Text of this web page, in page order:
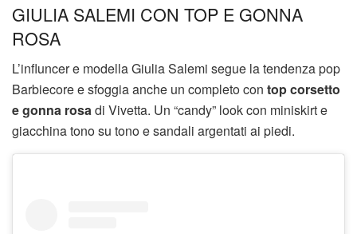
GIULIA SALEMI CON TOP E GONNA
ROSA
L’influncer e modella Giulia Salemi segue la tendenza pop
Barbiecore e sfoggia anche un completo con top corsetto
e gonna rosadi Vivetta. Un “candy” look con miniskirt e
giacchina tono su tono e sandali argentati ai piedi.